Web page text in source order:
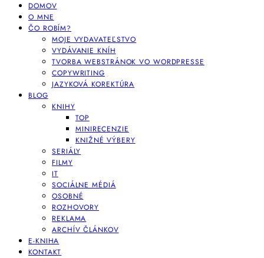
DOMOV
O MNE
ČO ROBÍM?
MOJE VYDAVATEĽSTVO
VYDÁVANIE KNÍH
TVORBA WEBSTRÁNOK VO WORDPRESSE
COPYWRITING
JAZYKOVÁ KOREKTÚRA
BLOG
KNIHY
TOP
MINIRECENZIE
KNIŽNÉ VÝBERY
SERIÁLY
FILMY
IT
SOCIÁLNE MÉDIÁ
OSOBNÉ
ROZHOVORY
REKLAMA
ARCHÍV ČLÁNKOV
E-KNIHA
KONTAKT